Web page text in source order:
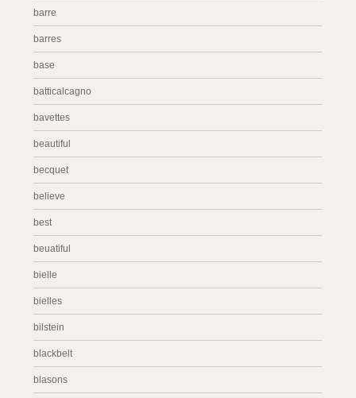
barre
barres
base
batticalcagno
bavettes
beautiful
becquet
believe
best
beuatiful
bielle
bielles
bilstein
blackbelt
blasons